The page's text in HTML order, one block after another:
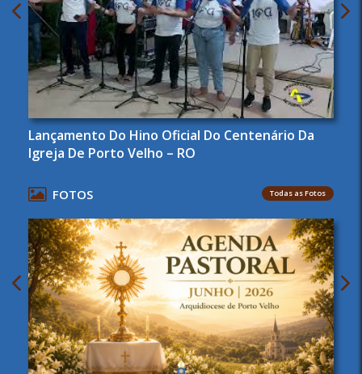
Lançamento Do Hino Oficial Do Centenário Da
Igreja De Porto Velho – RO
FOTOS Todas as Fotos